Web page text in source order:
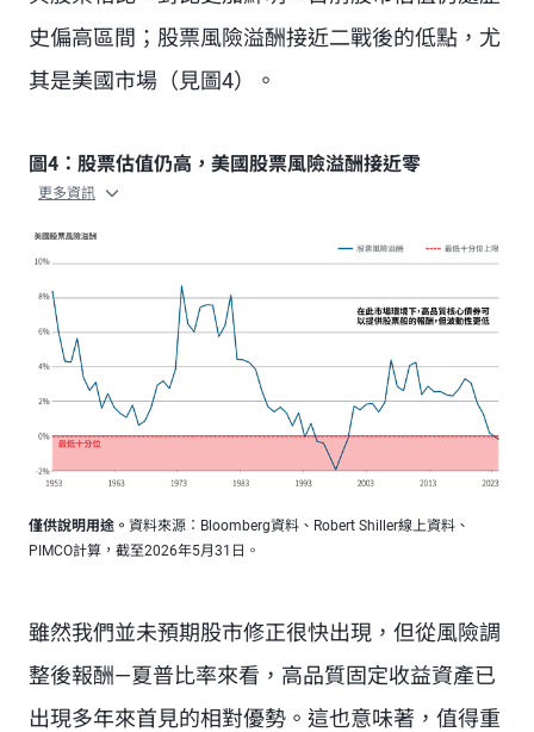
史偏高區間；股票風險溢酬接近二戰後的低點，尤
其是美國市場（見圖4）。
圖4：股票估值仍高，美國股票風險溢酬接近零
更多資訊
僅供說明用途。 資料來源：Bloomberg資料、Robert Shiller線上資料、
PIMCO計算，截至2026年5月31日。
雖然我們並未預期股市修正很快出現，但從風險調
整後報酬—夏普比率來看，高品質固定收益資產已
出現多年來首見的相對優勢。這也意味著，值得重